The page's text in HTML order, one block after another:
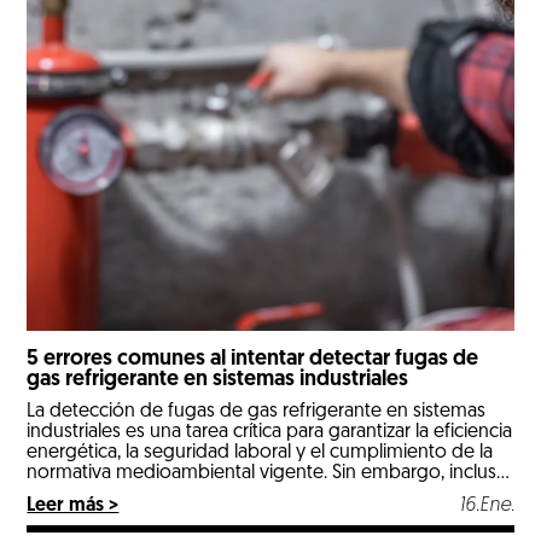
5 errores comunes al intentar detectar fugas de
gas refrigerante en sistemas industriales
La detección de fugas de gas refrigerante en sistemas
industriales es una tarea crítica para garantizar la eficiencia
energética, la seguridad laboral y el cumplimiento de la
normativa medioambiental vigente. Sin embargo, incluso
técnicos con experiencia pueden cometer errores que
lleguen a provocar diagnósticos incorrectos, pérdidas
económicas o riesgos innecesarios. En un contexto
Leer más > 16.Ene.